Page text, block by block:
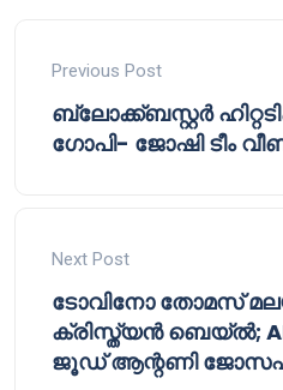
Previous Post
ബ്ലോക്ക്ബസ്റ്റർ
ഗോപി- ജോഷി ടീം
Next Post
ടോവിനോ തോമസ്
ക്രിസ്ത്യൻ ബെയ്ൽ;
ജൂഡ് ആന്റണി